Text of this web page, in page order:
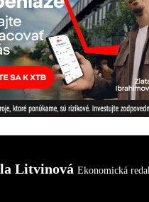
Litvinová Ekonomická